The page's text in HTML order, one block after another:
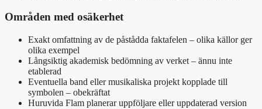
Områden med osäkerhet
Exakt omfattning av de påstådda faktafelen – olika källor ger
olika exempel
Långsiktig akademisk bedömning av verket – ännu inte
etablerad
Eventuella band eller musikaliska projekt kopplade till
symbolen – obekräftat
Huruvida Flam planerar uppföljare eller uppdaterad version